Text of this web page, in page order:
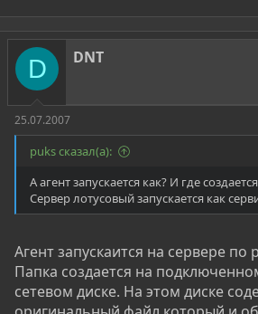
D DNT
25.07.2007
puks сказал(а):
А агент запускается как? И где
Сервер лотусовый запускается как
Агент запускаится на сервере по
Папка создается на
сетевом диске. На этом диске